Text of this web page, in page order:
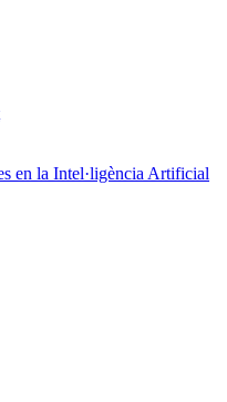
en la Intel·ligència Artificial